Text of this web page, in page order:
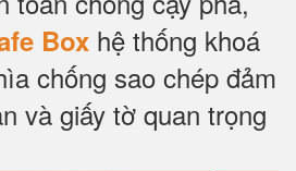
Box hệ thống khoá
chống sao chép đảm
và giấy tờ quan trọng